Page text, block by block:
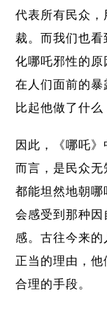
代表所有民众，
裁。而我们也
化哪吒邪性的
在人们面前的暴
比起他做了什么
因此，《哪吒
而言，是民众
都能坦然地朝
会感受到那种
感。古往今来
正当的理由，
合理的手段。